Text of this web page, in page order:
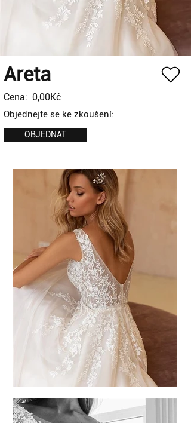
Areta
Cena: 0,00Kč
Objednejte se ke zkoušení:
OBJEDNAT